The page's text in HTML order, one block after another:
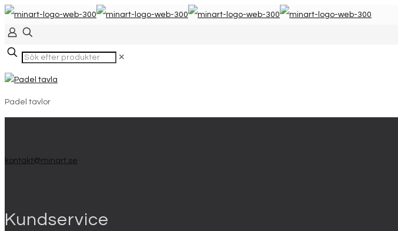
✕
Padel tavlor
kontakt@minart.se
Kundservice